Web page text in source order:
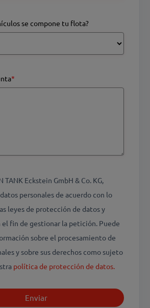
se compone tu flota?
*
TANK Eckstein GmbH & Co. KG,
personales de acuerdo con lo
leyes de protección de datos y
fin de gestionar la petición. Puede
sobre el procesamiento de
y sobre sus derechos como sujeto
política de protección de datos.